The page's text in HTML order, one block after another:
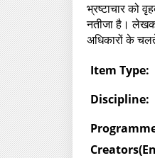
भ्रष्टाचार को
नतीजा है। लेखक
अधिकारों के
Item Type:
Discipline: